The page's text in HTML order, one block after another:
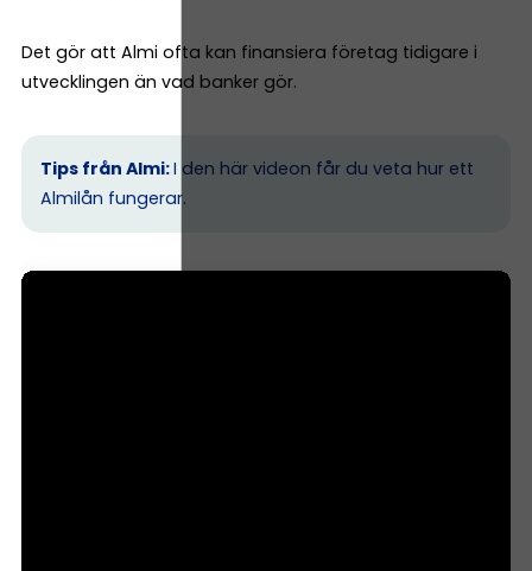
Det gör att Almi ofta kan finansiera företag tidigare i
utvecklingen än vad banker gör.
Tips från Almi:I den här videon får du veta hur ett
Almilån fungerar.